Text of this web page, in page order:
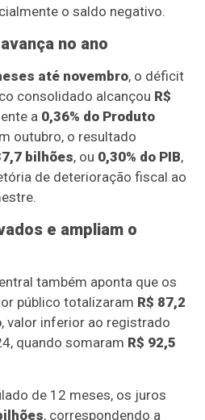
o saldo negativo.
no ano
até novembro, o déficit
consolidado alcançou R$
a 0,36% do Produto
outubro, o resultado
bilhões, ou 0,30% do PIB,
de deterioração fiscal ao
e ampliam o
também aponta que os
público totalizaram R$ 87,2
, valor inferior ao registrado
quando somaram R$ 92,5
de 12 meses, os juros
, correspondendo a